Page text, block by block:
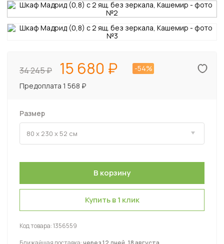
34 245 15 680
-54%
Предоплата 1 568 ₽
Размер
Купить в 1 клик
Код товара:1356559